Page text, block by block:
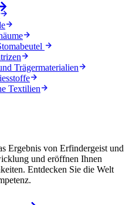
Trägermaterialien
Textilien
Ergebnis von Erfindergeist und
und eröffnen Ihnen
Entdecken Sie die Welt